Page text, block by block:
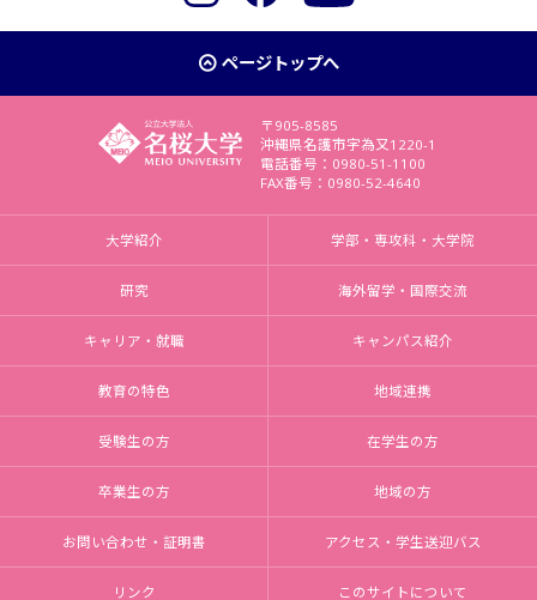
ページトップへ
〒905-8585
沖縄県名護市字為又1220-1
電話番号：0980-51-1100
FAX番号：0980-52-4640
大学紹介 学部・専攻科・大学院
研究 海外留学・国際交流
キャリア・就職 キャンパス紹介
教育の特色 地域連携
受験生の方 在学生の方
卒業生の方 地域の方
お問い合わせ・証明書 アクセス・学生送迎バス
リンク このサイトについて